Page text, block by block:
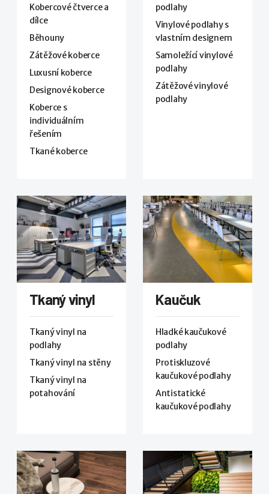
Kobercové čtverce a
dílce
Běhouny
Zátěžové koberce
Luxusní koberce
Designové koberce
Koberce s
individuálním
řešením
Tkané koberce
podlahy
Vinylové podlahy s
vlastním designem
Samoležící vinylové
podlahy
Zátěžové vinylové
podlahy
Tkaný vinyl
Tkaný vinyl na
podlahy
Tkaný vinyl na stěny
Tkaný vinyl na
potahování
Kaučuk
Hladké kaučukové
podlahy
Protiskluzové
kaučukové podlahy
Antistatické
kaučukové podlahy